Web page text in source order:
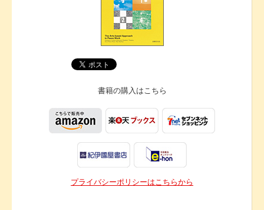
書籍の購入はこちら
プライバシーポリシーはこちらから